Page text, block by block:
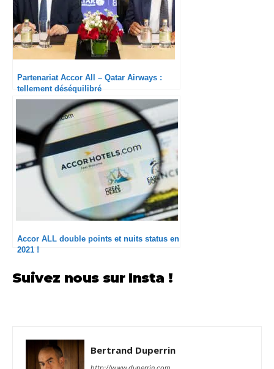
Partenariat Accor All – Qatar Airways :
tellement déséquilibré
Accor ALL double points et nuits status en
2021 !
Suivez nous sur Insta !
Bertrand Duperrin